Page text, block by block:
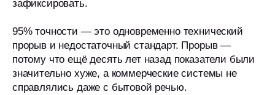
зафиксировать.
95% точности — это одновременно технический
прорыв и недостаточный стандарт. Прорыв —
потому что ещё десять лет назад показатели были
значительно хуже, а коммерческие системы не
справлялись даже с бытовой речью.